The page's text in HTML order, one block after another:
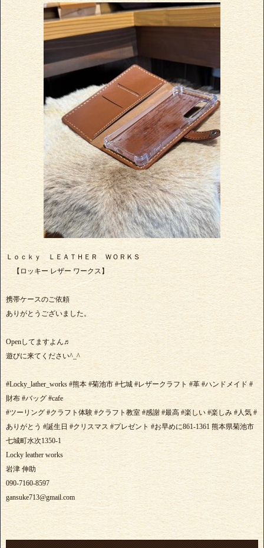
Ｌｏｃｋｙ ＬＥＡＴＨＥＲ ＷＯＲＫＳ
【ロッキー レザー ワークス】
携帯ケースのご依頼
ありがとうございました。
Openしてますよん♬
遊びに来てください^_^
#Locky_lather_works #熊本 #菊池市 #七城 #レザークラフト #革 #ハンドメイド #
財布 #バッグ #cafe
#ツーリング #クラフト体験 #クラフト教室 #感謝 #最高 #楽しい #楽しみ #人気 #
ありがとう #誕生日 #クリスマス #プレゼント #お早めに861-1361 熊本県菊池市
七城町水次1350-1
Locky leather works
岩津 伸助
090-7160-8597
gansuke713@gmail.com